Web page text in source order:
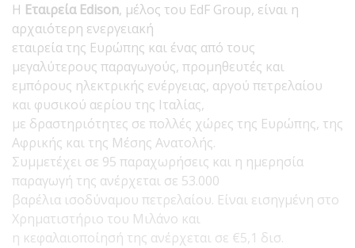
Η Εταιρεία Edison, μέλος του EdF Group, είναι η
αρχαιότερη ενεργειακή
εταιρεία της Ευρώπης και ένας από τους
μεγαλύτερους παραγωγούς, προμηθευτές και
εμπόρους ηλεκτρικής ενέργειας, αργού πετρελαίου
και φυσικού αερίου της Ιταλίας,
με δραστηριότητες σε πολλές χώρες της Ευρώπης, της
Αφρικής και της Μέσης Ανατολής.
Συμμετέχει σε 95 παραχωρήσεις και η ημερησία
παραγωγή της ανέρχεται σε 53.000
βαρέλια ισοδύναμου πετρελαίου. Είναι εισηγμένη στο
Χρηματιστήριο του Μιλάνο και
η κεφαλαιοποίησή της ανέρχεται σε €5,1 δισ.